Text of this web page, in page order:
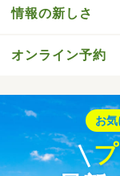
情報の新しさ
オンライン予約
お